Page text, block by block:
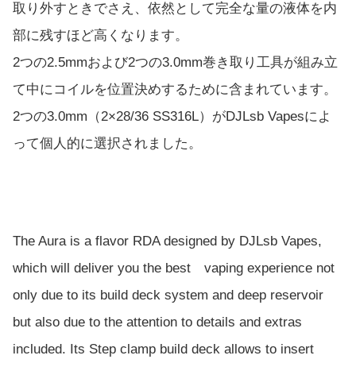
取り外すときでさえ、依然として完全な量の液体を内
部に残すほど高くなります。
2つの2.5mmおよび2つの3.0mm巻き取り工具が組み立
て中にコイルを位置決めするために含まれています。
2つの3.0mm（2×28/36 SS316L）がDJLsb Vapesによ
って個人的に選択されました。
The Aura is a flavor RDA designed by DJLsb Vapes,
which will deliver you the best vaping experience not
only due to its build deck system and deep reservoir
but also due to the attention to details and extras
included. Its Step clamp build deck allows to insert